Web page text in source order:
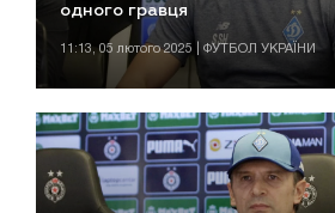
одного гравця
11:13, 05 лютого 2025 | ФУТБОЛ УКРАЇНИ